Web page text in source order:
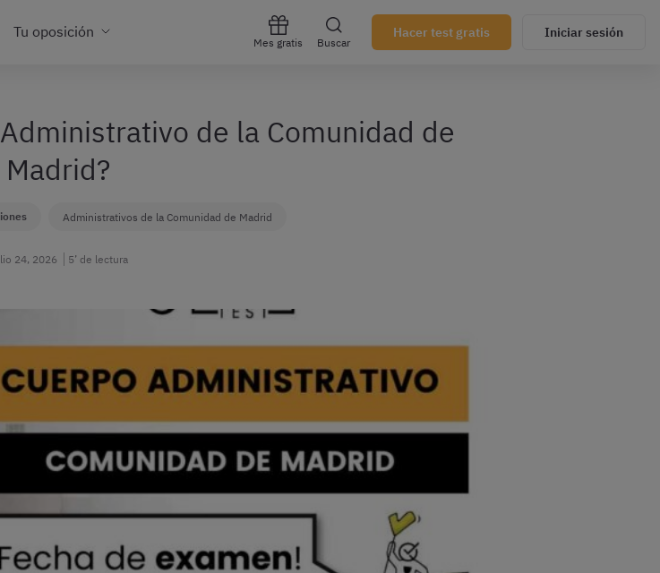
Tu oposición
Mes gratis Buscar
Hacer test gratis Iniciar sesión
de la Comunidad de
Madrid?
Administrativos de la Comunidad de Madrid
24, 2026 5’ de lectura